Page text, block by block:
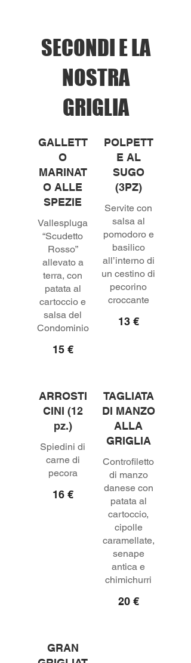
SECONDI E LA
NOSTRA
GRIGLIA
GALLETT
O
MARINAT
O ALLE
SPEZIE
Vallespluga
“Scudetto
Rosso”
allevato a
terra, con
patata al
cartoccio e
salsa del
Condominio
15 €
POLPETT
E AL
SUGO
(3PZ)
Servite con
salsa al
pomodoro e
basilico
all’interno di
un cestino di
pecorino
croccante
13 €
ARROSTI
CINI (12
pz.)
Spiedini di
carne di
pecora
16 €
TAGLIATA
DI MANZO
ALLA
GRIGLIA
Controfiletto
di manzo
danese con
patata al
cartoccio,
cipolle
caramellate,
senape
antica e
chimichurri
20 €
GRAN